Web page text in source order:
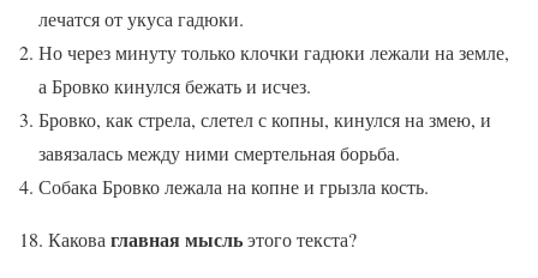
лечатся от укуса гадюки.
Но через минуту только клочки гадюки лежали на земле,
а Бровко кинулся бежать и исчез.
Бровко, как стрела, слетел с копны, кинулся на змею, и
завязалась между ними смертельная борьба.
Собака Бровко лежала на копне и грызла кость.
18. Какова главная мысльэтого текста?